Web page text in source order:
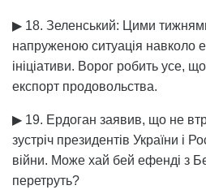
▶ 18. Зеленський: Цими
напруженою ситуація навколо
ініціативи. Ворог робить усе,
експорт продовольства.
▶ 19. Ердоган заявив, що не
зустріч президентів України і
війни. Може хай бей ефенді з
перетруть?